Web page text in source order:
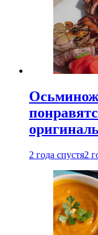
2 года спустя2